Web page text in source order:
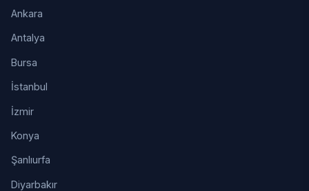
Ankara
Antalya
Bursa
İstanbul
İzmir
Konya
Şanlıurfa
Diyarbakır